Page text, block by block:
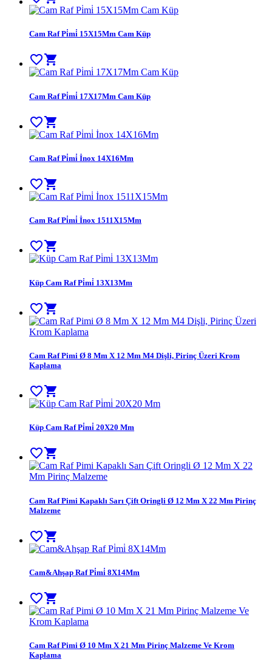
Cam Raf Pi̇mi̇ 15X15Mm Cam Küp
favorite_bordershopping_cart
Cam Raf Pi̇mi̇ 17X17Mm Cam Küp
favorite_bordershopping_cart
Cam Raf Pi̇mi̇ İnox 14X16Mm
favorite_bordershopping_cart
Cam Raf Pi̇mi̇ İnox 1511X15Mm
favorite_border shopping_cart
Küp Cam Raf Pi̇mi̇ 13X13Mm
favorite_bordershopping_cart
Cam Raf Pimi Ø 8 Mm X 12 Mm M4 Dişli, Pirinç Üzeri Krom
Kaplama
favorite_bordershopping_cart
Küp Cam Raf Pi̇mi̇ 20X20 Mm
favorite_border shopping_cart
Cam Raf Pimi Kapaklı Sarı Çift Oringli Ø 12 Mm X 22 Mm Pirinç
Malzeme
favorite_bordershopping_cart
Cam&Ahşap Raf Pi̇mi̇ 8X14Mm
favorite_bordershopping_cart
Cam Raf Pimi Ø 10 Mm X 21 Mm Pirinç Malzeme Ve Krom
Kaplama